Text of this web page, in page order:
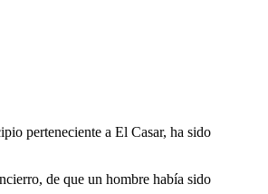
perteneciente a El Casar, ha sido
de que un hombre había sido